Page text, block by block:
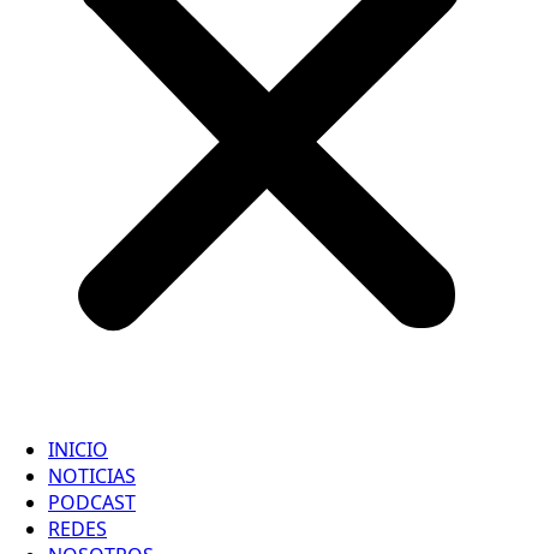
INICIO
NOTICIAS
PODCAST
REDES